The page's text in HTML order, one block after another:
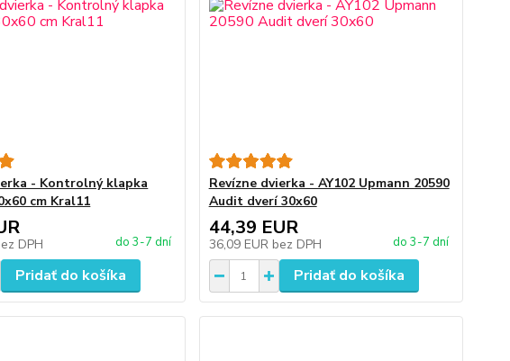
- Kontrolný klapka
cm Kral11
DPH do 3-7 dní
Pridať do košíka
Revízne dvierka - AY102 Upmann 20590
Audit dverí 30x60
44,39 EUR
36,09 EUR bez DPH do 3-7 dní
Pridať do košíka